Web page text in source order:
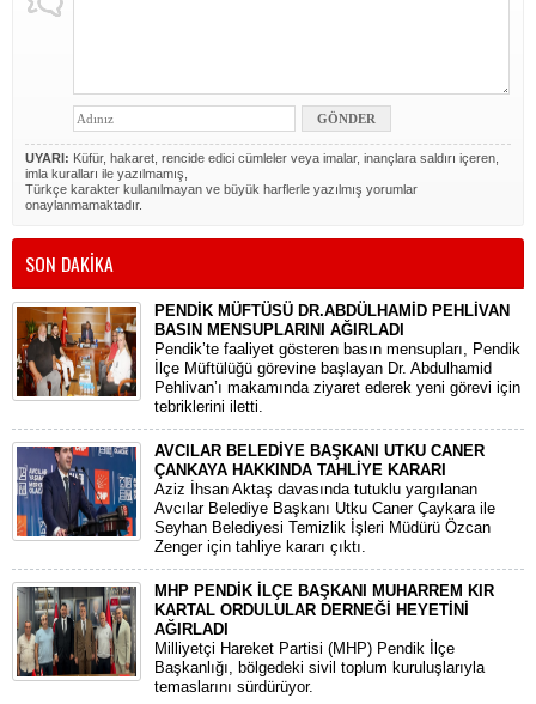
UYARI: Küfür, hakaret, rencide edici cümleler veya imalar, inançlara saldırı içeren,
imla kuralları ile yazılmamış,
Türkçe karakter kullanılmayan ve büyük harflerle yazılmış yorumlar
onaylanmamaktadır.
SON DAKİKA
PENDİK MÜFTÜSÜ DR.ABDÜLHAMİD PEHLİVAN
BASIN MENSUPLARINI AĞIRLADI
​Pendik’te faaliyet gösteren basın mensupları, Pendik
İlçe Müftülüğü görevine başlayan Dr. Abdulhamid
Pehlivan’ı makamında ziyaret ederek yeni görevi için
tebriklerini iletti.
AVCILAR BELEDİYE BAŞKANI UTKU CANER
ÇANKAYA HAKKINDA TAHLİYE KARARI
​Aziz İhsan Aktaş davasında tutuklu yargılanan
Avcılar Belediye Başkanı Utku Caner Çaykara ile
Seyhan Belediyesi Temizlik İşleri Müdürü Özcan
Zenger için tahliye kararı çıktı.
MHP PENDİK İLÇE BAŞKANI MUHARREM KIR
KARTAL ORDULULAR DERNEĞİ HEYETİNİ
AĞIRLADI
​Milliyetçi Hareket Partisi (MHP) Pendik İlçe
Başkanlığı, bölgedeki sivil toplum kuruluşlarıyla
temaslarını sürdürüyor.